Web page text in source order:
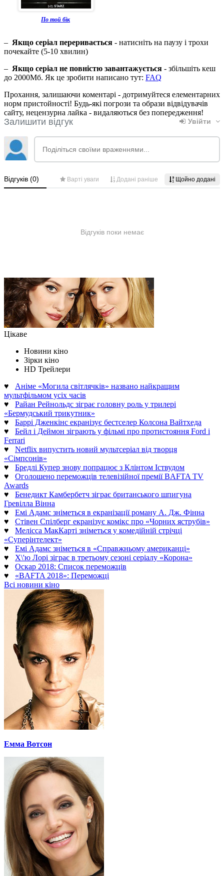
По той бік
– Якщо серіал переривається - натисніть на паузу і трохи
почекайте (5-10 хвилин)
– Якщо серіал не повністю завантажується - збільшіть кеш
до 2000Мб. Як це зробити написано тут: FAQ
Прохання, залишаючи коментарі - дотримуйтеся елементарних
норм пристойності! Будь-які погрози та образи відвідувачів
сайту, нецензурна лайка - видаляються без попередження!
Цікаве
Новини кіно
Зірки кіно
HD Трейлери
♥ Аніме «Могила світлячків» названо найкращим
мультфільмом усіх часів
♥ Райан Рейнольдс зіграє головну роль у трилері
«Бермудський трикутник»
♥ Баррі Дженкінс екранізує бестселер Колсона Вайтхеда
♥ Бейл і Деймон зіграють у фільмі про протистояння Ford і
Ferrari
♥ Netflix випустить новий мультсеріал від творця
«Сімпсонів»
♥ Бредлі Купер знову попрацює з Клінтом Іствудом
♥ Оголошено переможців телевізійної премії BAFTA TV
Awards
♥ Бенедикт Камбербетч зіграє британського шпигуна
Гревілла Вінна
♥ Емі Адамс зніметься в екранізації роману А. Дж. Фінна
♥ Стівен Спілберг екранізує комікс про «Чорних яструбів»
♥ Мелісса МакКарті зніметься у комедійній стрічці
«Суперінтелект»
♥ Емі Адамс зніметься в «Справжньому американці»
♥ Х\'ю Лорі зіграє в третьому сезоні серіалу «Корона»
♥ Оскар 2018: Список переможців
♥ «BAFTA 2018»: Переможці
Всі новини кіно
Емма Вотсон